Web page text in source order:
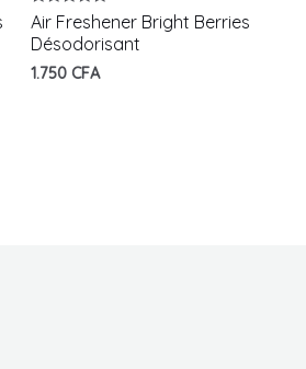
Note
0
sur
Air Freshener Bright Berries
Désodorisant
1.750CFA